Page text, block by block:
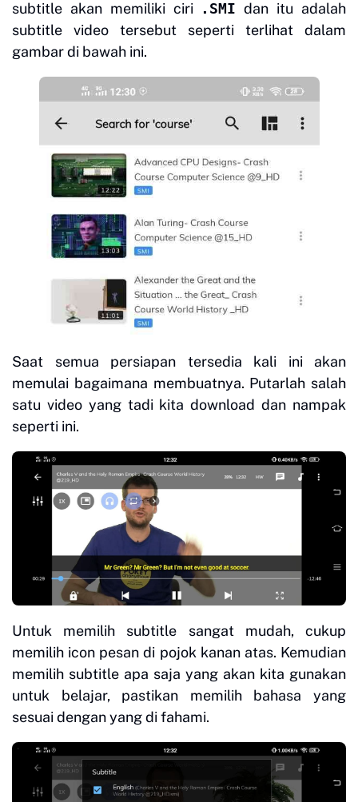
subtitle akan memiliki ciri
.SMI dan itu adalah
subtitle video tersebut seperti terlihat dalam
gambar di bawah ini.
Saat semua persiapan tersedia kali ini akan
memulai bagaimana membuatnya. Putarlah salah
satu video yang tadi kita download dan nampak
seperti ini.
Untuk memilih subtitle sangat mudah, cukup
memilih icon pesan di pojok kanan atas. Kemudian
memilih subtitle apa saja yang akan kita gunakan
untuk belajar, pastikan memilih bahasa yang
sesuai dengan yang di fahami.